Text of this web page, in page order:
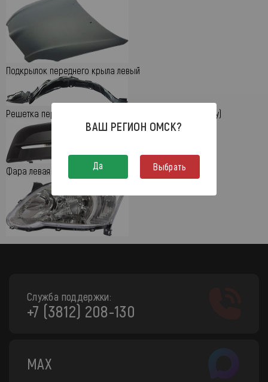
Подкрылок переднего крыла левый
Решетка переднего бампера левая (под противотуманку)
Фара левая (с электрокорректором)
Служба поддержки:
+7 (3812) 208-130
MAX
ВАШ РЕГИОН ОМСК?
Да Выбрать